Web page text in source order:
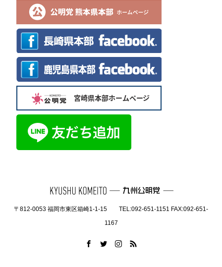
〒812-0053 福岡市東区箱崎1-1-15 TEL:092-651-1151 FAX:092-651-
1167